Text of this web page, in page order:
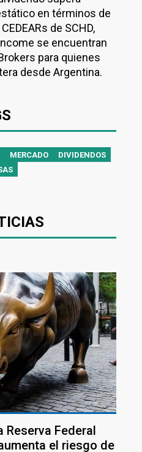
en términos de
de SCHD,
se encuentran
para quienes
desde Argentina.
MERCADO
DIVIDENDOS
Federal
el riesgo de